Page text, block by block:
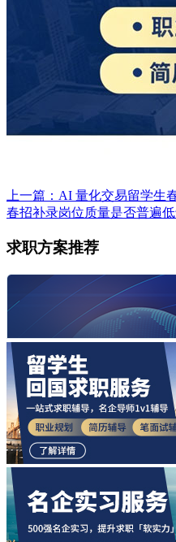
上一篇：AI 量化交易留学生
春招补录岗位质量是否普遍
求职方案推荐